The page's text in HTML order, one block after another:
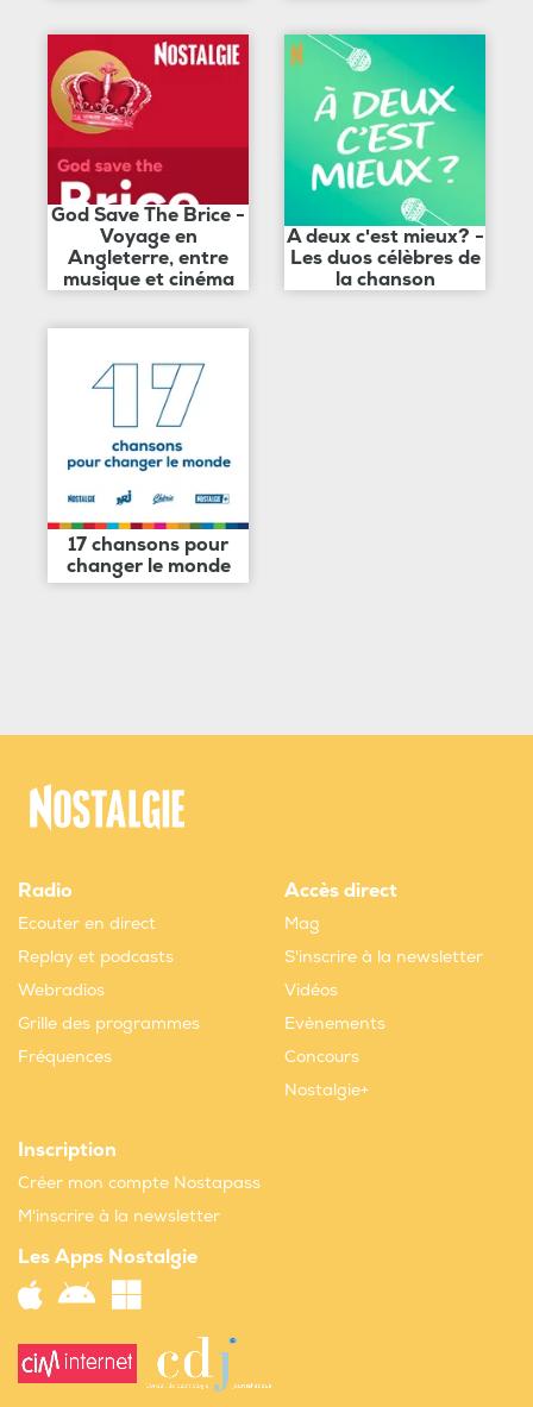
God Save The Brice -
Voyage en
Angleterre, entre
musique et cinéma
A deux c'est mieux? -
Les duos célèbres de
la chanson
17 chansons pour
changer le monde
Radio
Ecouter en direct
Replay et podcasts
Webradios
Grille des programmes
Fréquences
Accès direct
Mag
S'inscrire à la newsletter
Vidéos
Evènements
Concours
Nostalgie+
Inscription
Créer mon compte Nostapass
M'inscrire à la newsletter
Les Apps Nostalgie